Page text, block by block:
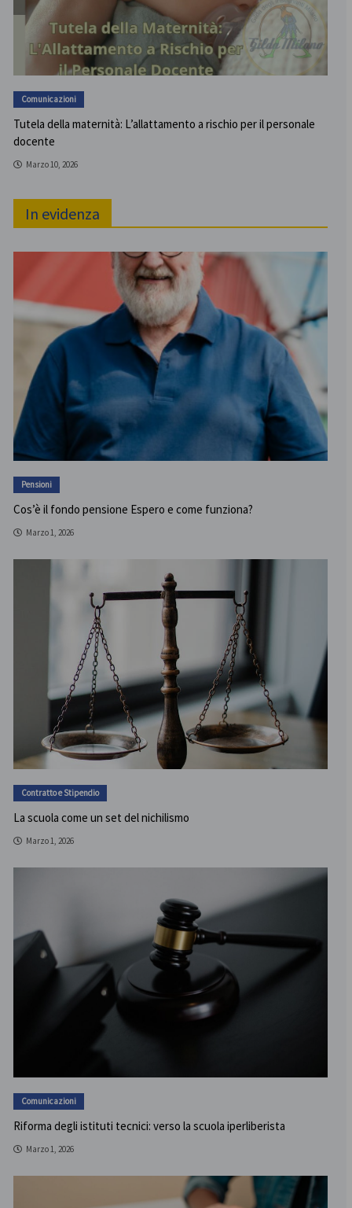
Comunicazioni
Tutela della maternità: L’allattamento a rischio per il personale
docente
Marzo 10, 2026
In evidenza
Pensioni
Cos’è il fondo pensione Espero e come funziona?
Marzo 1, 2026
Contratto e Stipendio
La scuola come un set del nichilismo
Marzo 1, 2026
Comunicazioni
Riforma degli istituti tecnici: verso la scuola iperliberista
Marzo 1, 2026